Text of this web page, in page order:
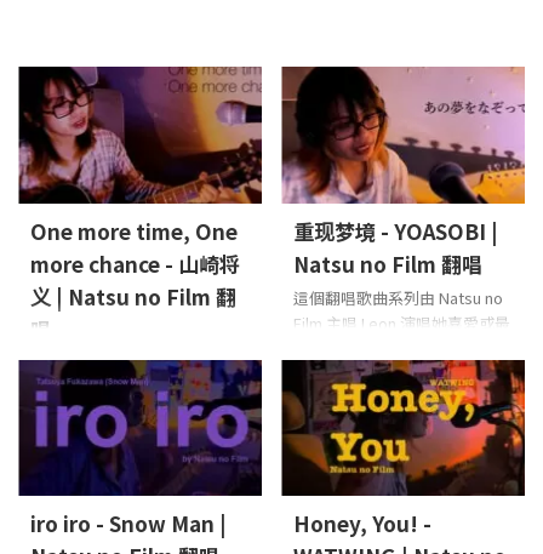
One more time, One
more chance - 山崎将
义 | Natsu no Film 翻
唱
這是一個翻唱歌曲系列，由
Natsu no Film 主唱 Leon 演唱
她喜愛或最近特別關注的歌
曲，並直接在自己的房間錄
製。這次她翻唱的是 山崎将义
的《One more time, One
more chance》
主唱、吉
他：Leon（Natsu no Film）
重现梦境 - YOASOBI |
Natsu no Film 翻唱
這個翻唱歌曲系列由 Natsu no
Film 主唱 Leon 演唱她喜愛或最
在自己的房間錄製。這次她翻
唱的是 YOASOBI 的〈Ano
Yume o Nazotte〉
主唱、吉
他：Leon（Natsu no Film）
iro iro - Snow Man |
Honey, You! -